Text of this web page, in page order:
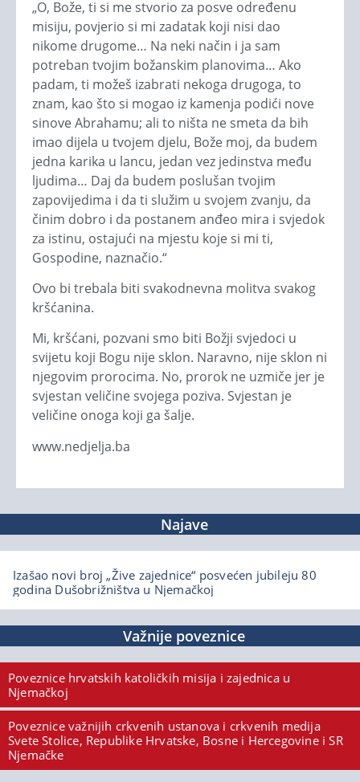
„O, Bože, ti si me stvorio za posve određenu
misiju, povjerio si mi zadatak koji nisi dao
nikome drugome… Na neki način i ja sam
potreban tvojim božanskim planovima… Ako
padam, ti možeš izabrati nekoga drugoga, to
znam, kao što si mogao iz kamenja podići nove
sinove Abrahamu; ali to ništa ne smeta da bih
imao dijela u tvojem djelu, Bože moj, da budem
jedna karika u lancu, jedan vez jedinstva među
ljudima… Daj da budem poslušan tvojim
zapovijedima i da ti služim u svojem zvanju, da
činim dobro i da postanem anđeo mira i svjedok
za istinu, ostajući na mjestu koje si mi ti,
Gospodine, naznačio.“
Ovo bi trebala biti svakodnevna molitva svakog
kršćanina.
Mi, kršćani, pozvani smo biti Božji svjedoci u
svijetu koji Bogu nije sklon. Naravno, nije sklon ni
njegovim prorocima. No, prorok ne uzmiče jer je
svjestan veličine svojega poziva. Svjestan je
veličine onoga koji ga šalje.
www.nedjelja.ba
Najave
Izašao novi broj „Žive zajednice“ posvećen jubileju 80
godina Dušobrižništva u Njemačkoj
Važnije poveznice
Poveznice hrvatskih katoličkih misija i zajednica u
Njemačkoj
Poveznice važnijih crkvenih ustanova i crkvenih medija
Svete Stolice, Republike Hrvatske, Bosne i Hercegovine i SR
Njemačke